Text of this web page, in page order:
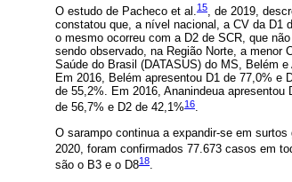
O estudo de Pacheco et al.15, de 2019,
constatou que, a nível nacional, a CV da D1
o mesmo ocorreu com a D2 de SCR, que
sendo observado, na Região Norte, a menor
Saúde do Brasil (DATASUS) do MS, Belém
Em 2016, Belém apresentou D1 de 77,0% e
de 55,2%. Em 2016, Ananindeua
de 56,7% e D2 de 42,1%16.
O sarampo continua a expandir-se em
2020, foram confirmados 77.673 casos em
são o B3 e o D818.